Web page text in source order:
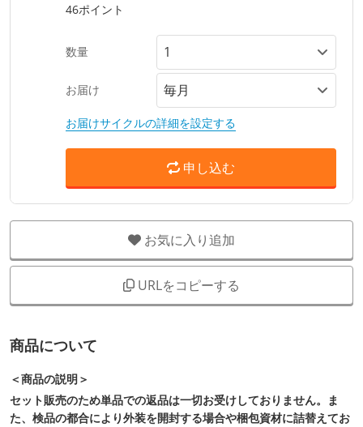
46ポイント
数量
お届け
お届けサイクルの詳細を設定する
申し込む
お気に入り追加
URLをコピーする
商品について
＜商品の説明＞
セット販売のため単品での返品は一切お受けしておりません。ま
た、検品の都合により外装を開封する場合や梱包資材に詰替えてお